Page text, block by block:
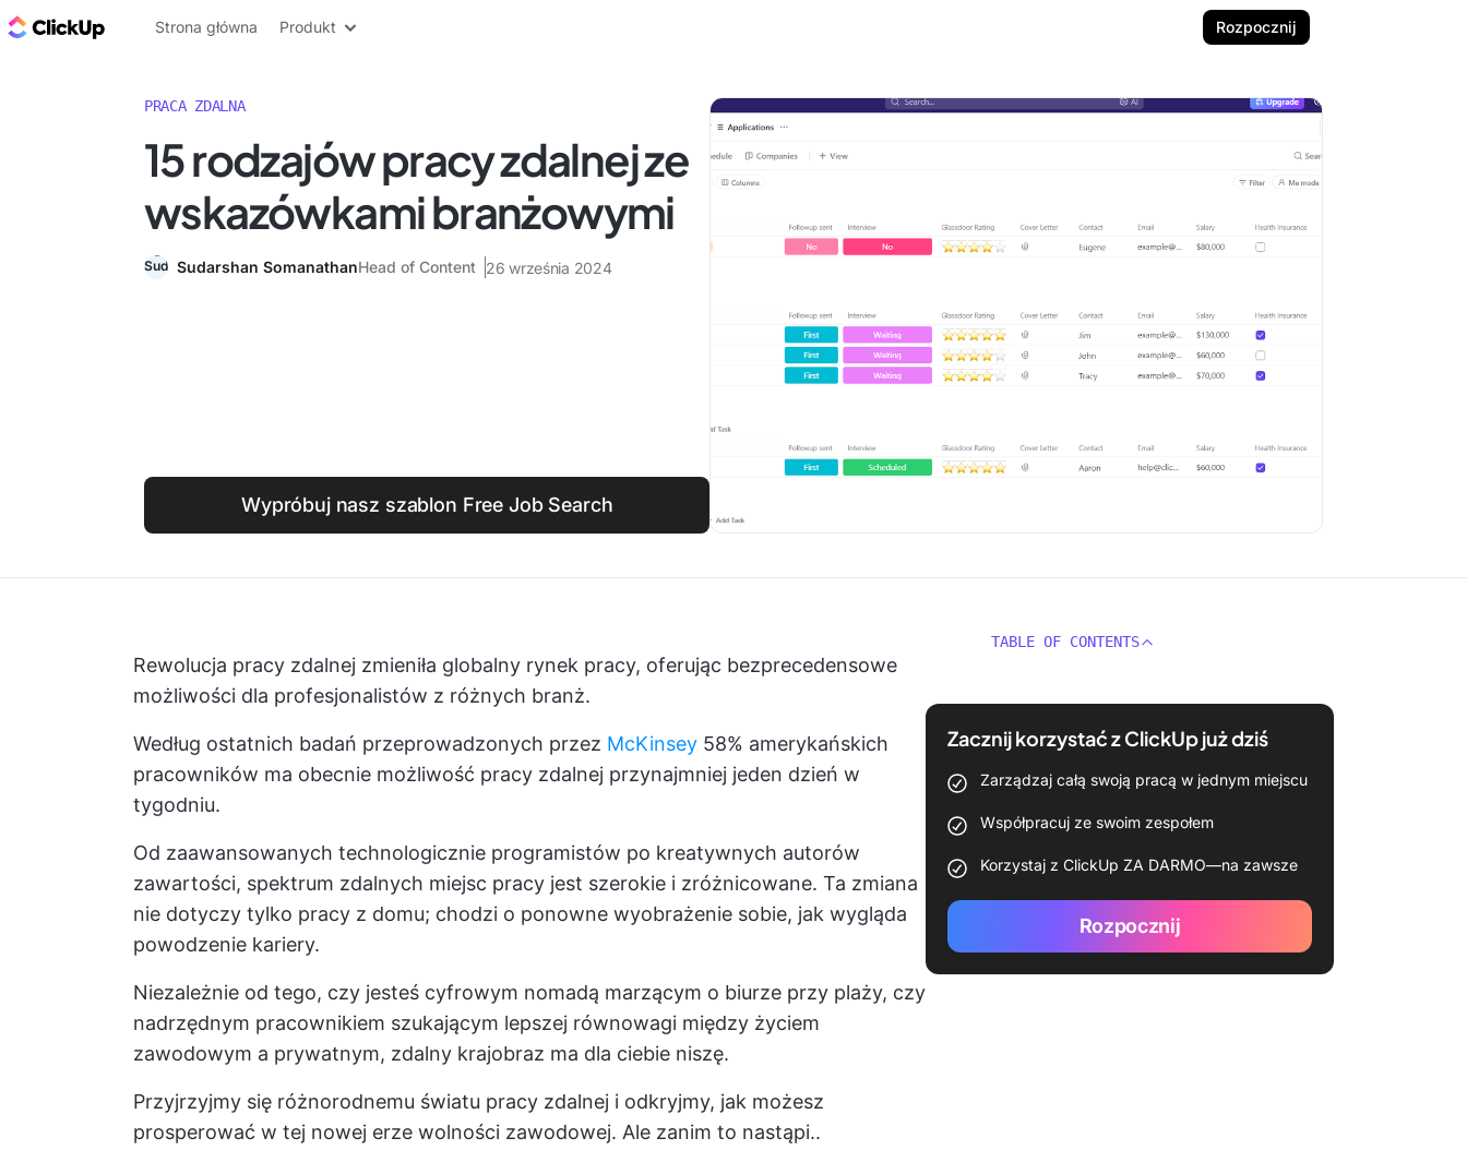
ClickUp Blog
Strona główna Produkt Rozpocznij
PRACA ZDALNA
15 rodzajów pracy zdalnej ze
wskazówkami branżowymi
Sudarshan SomanathanHead of Content 26 września 2024
Wypróbuj nasz szablon Free Job Search
Rewolucja pracy zdalnej zmieniła globalny rynek pracy, oferując bezprecedensowe
możliwości dla profesjonalistów z różnych branż.
Według ostatnich badań przeprowadzonych przez McKinsey 58% amerykańskich
pracowników ma obecnie możliwość pracy zdalnej przynajmniej jeden dzień w
tygodniu.
Od zaawansowanych technologicznie programistów po kreatywnych autorów
zawartości, spektrum zdalnych miejsc pracy jest szerokie i zróżnicowane. Ta zmiana
nie dotyczy tylko pracy z domu; chodzi o ponowne wyobrażenie sobie, jak wygląda
powodzenie kariery.
Niezależnie od tego, czy jesteś cyfrowym nomadą marzącym o biurze przy plaży, czy
nadrzędnym pracownikiem szukającym lepszej równowagi między życiem
zawodowym a prywatnym, zdalny krajobraz ma dla ciebie niszę.
Przyjrzyjmy się różnorodnemu światu pracy zdalnej i odkryjmy, jak możesz
prosperować w tej nowej erze wolności zawodowej. Ale zanim to nastąpi..
TABLE OF CONTENTS
Zacznij korzystać z ClickUp już dziś
Zarządzaj całą swoją pracą w jednym miejscu
Współpracuj ze swoim zespołem
Korzystaj z ClickUp ZA DARMO—na zawsze
Rozpocznij